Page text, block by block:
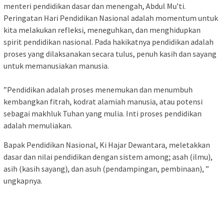
menteri pendidikan dasar dan menengah, Abdul Mu’ti.
‎Peringatan Hari Pendidikan Nasional adalah momentum untuk
kita melakukan refleksi, meneguhkan, dan menghidupkan
spirit pendidikan nasional. Pada hakikatnya pendidikan adalah
proses yang dilaksanakan secara tulus, penuh kasih ‎dan sayang
untuk memanusiakan manusia.
‎”Pendidikan adalah proses menemukan ‎dan menumbuh
kembangkan fitrah, kodrat alamiah manusia, atau potensi
sebagai ‎makhluk Tuhan yang mulia. Inti proses pendidikan
adalah memuliakan.
‎Bapak Pendidikan Nasional, Ki Hajar Dewantara, meletakkan
dasar dan nilai pendidikan dengan sistem among; asah (ilmu),
asih (kasih sayang), dan asuh (pendampingan, pembinaan), ”
ungkapnya.